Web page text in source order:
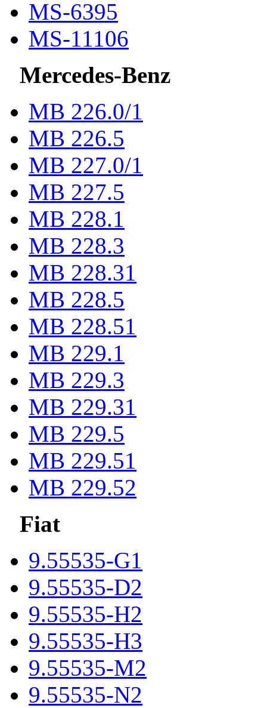
MS-6395
MS-11106
Mercedes-Benz
МВ 226.0/1
МВ 226.5
МВ 227.0/1
МВ 227.5
MB 228.1
MB 228.3
MB 228.31
MB 228.5
MB 228.51
MB 229.1
MB 229.3
MB 229.31
MB 229.5
MB 229.51
MB 229.52
Fiat
9.55535-G1
9.55535-D2
9.55535-H2
9.55535-H3
9.55535-M2
9.55535-N2